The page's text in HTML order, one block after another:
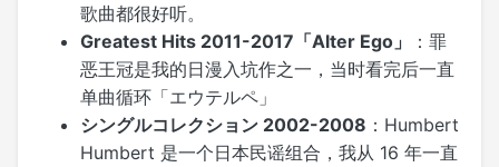
歌曲都很好听。
Greatest Hits 2011-2017「Alter Ego」
：罪
恶王冠是我的日漫入坑作之一，当时看完后一直
单曲循环「エウテルペ」
シングルコレクション 2002-2008 ：Humbert
Humbert 是一个日本民谣组合，我从 16 年一直